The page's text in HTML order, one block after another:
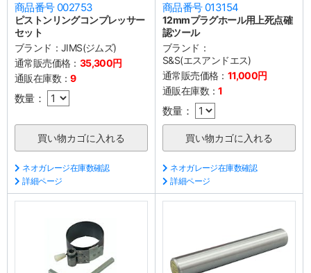
商品番号 002753
ピストンリングコンプレッサー
セット
ブランド： JIMS(ジムズ)
通常販売価格： 35,300円
通販在庫数：9
数量：
ネオガレージ在庫数確認
詳細ページ
商品番号 013154
12mmプラグホール用上死点確
認ツール
ブランド：
S&S(エスアンドエス)
通常販売価格： 11,000円
通販在庫数：1
数量：
ネオガレージ在庫数確認
詳細ページ